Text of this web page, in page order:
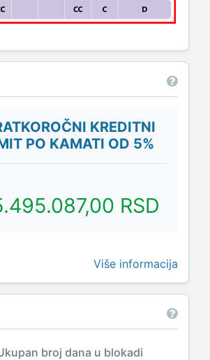
KREDITNI
PO KAMATI OD 5%
RSD
Više informacija
broj dana u blokadi